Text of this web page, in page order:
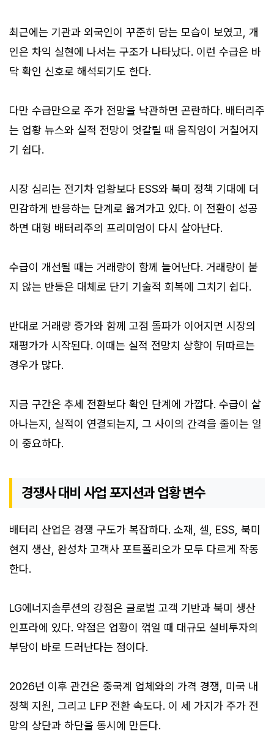
최근에는 기관과 외국인이 꾸준히 담는 모습이 보였고, 개
인은 차익 실현에 나서는 구조가 나타났다. 이런 수급은 바
닥 확인 신호로 해석되기도 한다.
다만 수급만으로 주가 전망을 낙관하면 곤란하다. 배터리주
는 업황 뉴스와 실적 전망이 엇갈릴 때 움직임이 거칠어지
기 쉽다.
시장 심리는 전기차 업황보다 ESS와 북미 정책 기대에 더
민감하게 반응하는 단계로 옮겨가고 있다. 이 전환이 성공
하면 대형 배터리주의 프리미엄이 다시 살아난다.
수급이 개선될 때는 거래량이 함께 늘어난다. 거래량이 붙
지 않는 반등은 대체로 단기 기술적 회복에 그치기 쉽다.
반대로 거래량 증가와 함께 고점 돌파가 이어지면 시장의
재평가가 시작된다. 이때는 실적 전망치 상향이 뒤따르는
경우가 많다.
지금 구간은 추세 전환보다 확인 단계에 가깝다. 수급이 살
아나는지, 실적이 연결되는지, 그 사이의 간격을 줄이는 일
이 중요하다.
경쟁사 대비 사업 포지션과 업황 변수
배터리 산업은 경쟁 구도가 복잡하다. 소재, 셀, ESS, 북미
현지 생산, 완성차 고객사 포트폴리오가 모두 다르게 작동
한다.
LG에너지솔루션의 강점은 글로벌 고객 기반과 북미 생산
인프라에 있다. 약점은 업황이 꺾일 때 대규모 설비투자의
부담이 바로 드러난다는 점이다.
2026년 이후 관건은 중국계 업체와의 가격 경쟁, 미국 내
정책 지원, 그리고 LFP 전환 속도다. 이 세 가지가 주가 전
망의 상단과 하단을 동시에 만든다.